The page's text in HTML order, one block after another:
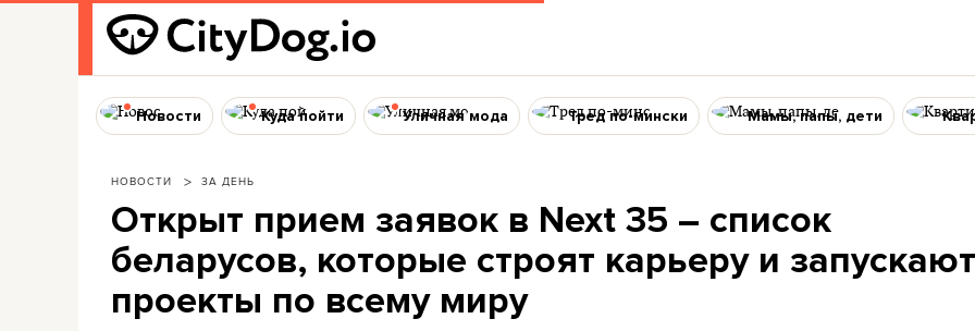
Новости Куда пойти Уличная мода Тред по-мински Мамы, папы, дети
НОВОСТИ ЗА ДЕНЬ
Открыт прием заявок в Next 35 – список
беларусов, которые строят карьеру и запускают
проекты по всему миру